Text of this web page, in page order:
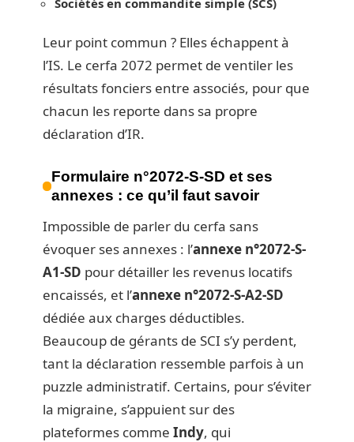
Leur point commun ? Elles échappent à
l’IS. Le cerfa 2072 permet de ventiler les
résultats fonciers entre associés, pour que
chacun les reporte dans sa propre
déclaration d’IR.
Formulaire n°2072-S-SD et ses
annexes : ce qu’il faut savoir
Impossible de parler du cerfa sans
évoquer ses annexes : l’annexe n°2072-S-
A1-SD pour détailler les revenus locatifs
encaissés, et l’annexe n°2072-S-A2-SD
dédiée aux charges déductibles.
Beaucoup de gérants de SCI s’y perdent,
tant la déclaration ressemble parfois à un
puzzle administratif. Certains, pour s’éviter
la migraine, s’appuient sur des
plateformes comme Indy, qui